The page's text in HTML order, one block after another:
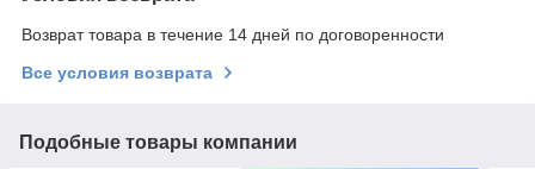
Возврат товара в течение 14 дней по договоренности
Все условия возврата
Подобные товары компании